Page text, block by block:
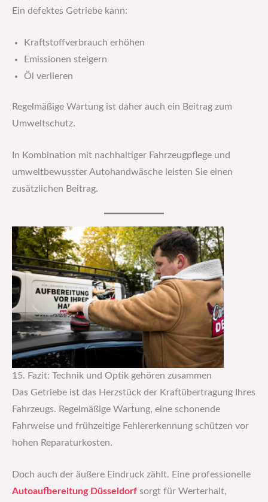
Ein defektes Getriebe kann:
Kraftstoffverbrauch erhöhen
Emissionen steigern
Öl verlieren
Regelmäßige Wartung ist daher auch ein Beitrag zum
Umweltschutz.
In Kombination mit nachhaltiger Fahrzeugpflege und
umweltbewusster Autohandwäsche leisten Sie einen
zusätzlichen Beitrag.
15. Fazit: Technik und Optik gehören zusammen
Das Getriebe ist das Herzstück der Kraftübertragung Ihres
Fahrzeugs. Regelmäßige Wartung, eine schonende
Fahrweise und frühzeitige Fehlererkennung schützen vor
hohen Reparaturkosten.
Doch auch der äußere Eindruck zählt. Eine professionelle
Autoaufbereitung Düsseldorf sorgt für Werterhalt,